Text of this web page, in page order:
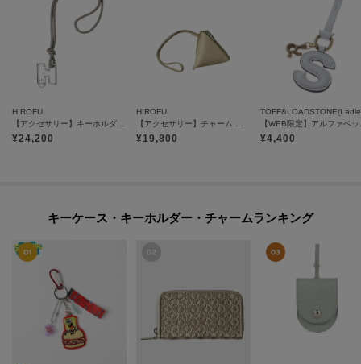
HIROFU
¥24,200
HIROFU
¥19,800 ¥4,400
キーケース・キーホルダー・チャームランキング